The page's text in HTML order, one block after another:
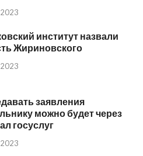
институт назвали
Жириновского
заявления
можно будет через
госуслуг